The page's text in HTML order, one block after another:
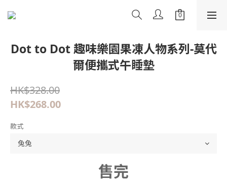
Dot to Dot 趣味樂園果凍人物系列-莫代
爾便攜式午睡墊
HK$328.00
HK$268.00
款式
售完